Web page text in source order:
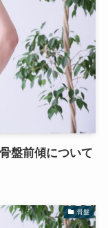
盤前傾について
骨盤